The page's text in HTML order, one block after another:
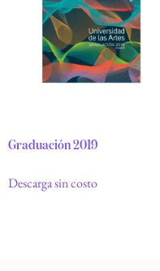
Graduación 2019
Descarga sin costo